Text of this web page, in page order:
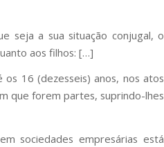
seja a sua situação conjugal, o
aos filhos: […]
16 (dezesseis) anos, nos atos
que forem partes, suprindo-lhes
sociedades empresárias está